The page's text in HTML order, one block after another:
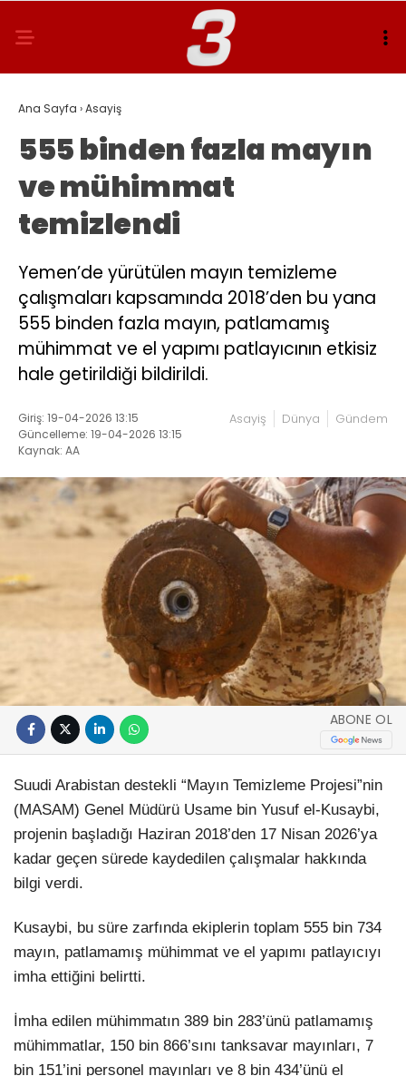
Ana Sayfa ›Asayiş
555 binden fazla mayın
ve mühimmat
temizlendi
Yemen’de yürütülen mayın temizleme
çalışmaları kapsamında 2018’den bu yana
555 binden fazla mayın, patlamamış
mühimmat ve el yapımı patlayıcının etkisiz
hale getirildiği bildirildi.
Giriş: 19-04-2026 13:15
Güncelleme: 19-04-2026 13:15
Kaynak: AA
Asayiş Dünya Gündem
ABONE OL
Suudi Arabistan destekli “Mayın Temizleme Projesi”nin
(MASAM) Genel Müdürü Usame bin Yusuf el-Kusaybi,
projenin başladığı Haziran 2018’den 17 Nisan 2026’ya
kadar geçen sürede kaydedilen çalışmalar hakkında
bilgi verdi.
Kusaybi, bu süre zarfında ekiplerin toplam 555 bin 734
mayın, patlamamış mühimmat ve el yapımı patlayıcıyı
imha ettiğini belirtti.
İmha edilen mühimmatın 389 bin 283’ünü patlamamış
mühimmatlar, 150 bin 866’sını tanksavar mayınları, 7
bin 151’ini personel mayınları ve 8 bin 434’ünü el